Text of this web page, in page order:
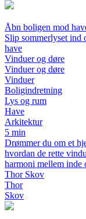
Åbn boligen mod
Slip sommerlyset ind
have
Vinduer og døre
Vinduer og døre
Vinduer
Boligindretning
Lys og rum
Have
Arkitektur
5 min
Drømmer du om et
hvordan de rette
harmoni mellem inde
Thor Skov
Thor
Skov